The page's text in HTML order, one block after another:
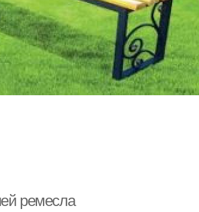
ремесла